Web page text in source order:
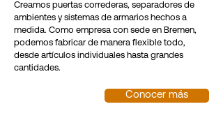
Creamos puertas correderas, separadores de
ambientes y sistemas de armarios hechos a
medida. Como empresa con sede en Bremen,
podemos fabricar de manera flexible todo,
desde artículos individuales hasta grandes
cantidades.
Conocer más